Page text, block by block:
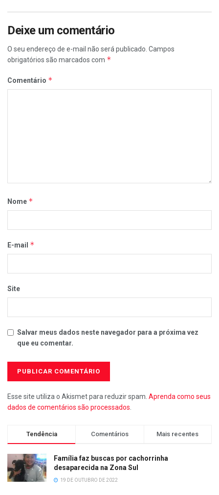
Deixe um comentário
O seu endereço de e-mail não será publicado. Campos
obrigatórios são marcados com *
Comentário *
Nome *
E-mail *
Site
Salvar meus dados neste navegador para a próxima vez
que eu comentar.
Esse site utiliza o Akismet para reduzir spam. Aprenda como seus
dados de comentários são processados.
Tendência Comentários Mais recentes
Família faz buscas por cachorrinha
desaparecida na Zona Sul
19 DE OUTUBRO DE 2022